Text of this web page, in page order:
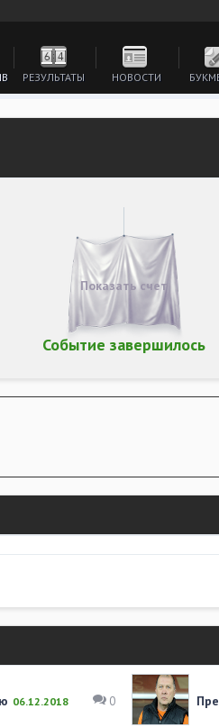
РЕЗУЛЬТАТЫ НОВОСТИ
Событие завершилось
Показать счет
0
06.12.2018